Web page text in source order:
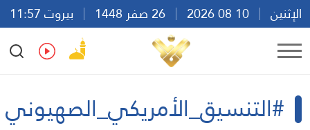
الإثنين
بيروت 11:57
Ar
En Fr Es
#التنسيق_الأمريكي_الصهيوني